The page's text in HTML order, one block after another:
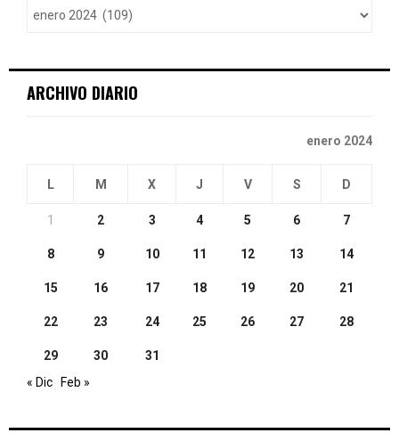
ARCHIVO DIARIO
enero 2024
L M X J V S D
1 2 3 4 5 6 7
8 9 10 11 12 13 14
15 16 17 18 19 20 21
22 23 24 25 26 27 28
29 30
31
« Dic
Feb »